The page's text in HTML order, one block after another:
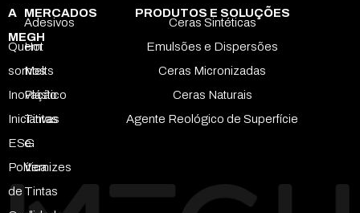
A
MEGH
Quem
somos
Inovação
Iniciativas
ESG
Política
de
MERCADOS
Adesivos
Hot
Melts
Plástico
Tintas
e
Vernizes
Tintas
PRODUTOS E SOLUÇÕES
Ceras Sintéticas
Emulsões e Dispersões
Ceras Micronizadas
Ceras Naturais
Agente Reológico de Superfície